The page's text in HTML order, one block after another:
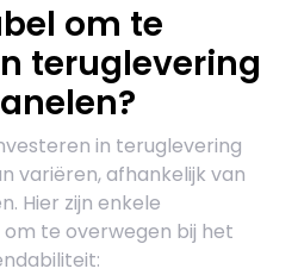
om te
teruglevering
in teruglevering
variëren, afhankelijk van
Hier zijn enkele
te overwegen bij het